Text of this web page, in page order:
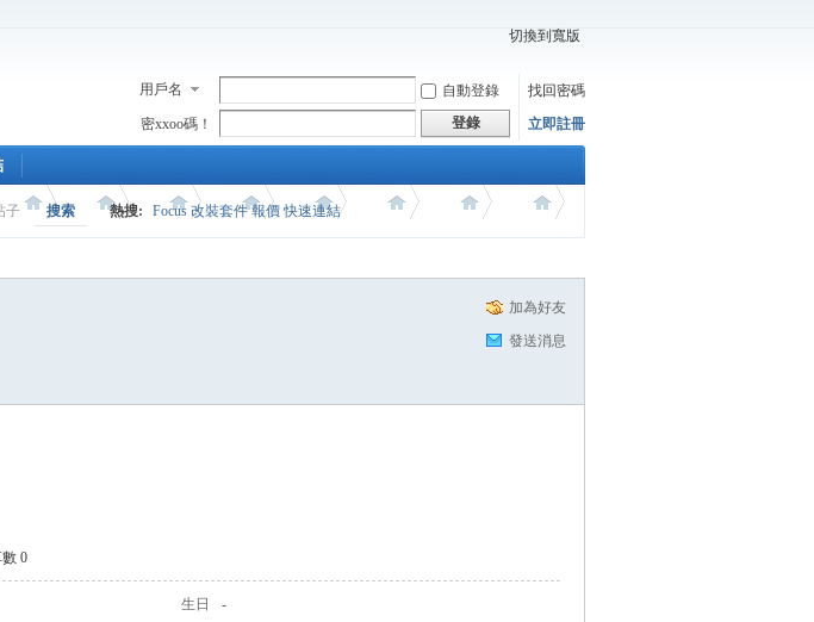
切換到寬版
用戶名 自動登錄
找回密碼
密xxoo碼！
登錄 立即註冊
子 搜索 熱搜: Focus 改裝套件 報價 快速連結
加為好友
發送消息
0
生日
-